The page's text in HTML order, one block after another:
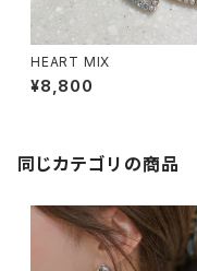
HEART MIX
¥8,800
同じカテゴリの商品